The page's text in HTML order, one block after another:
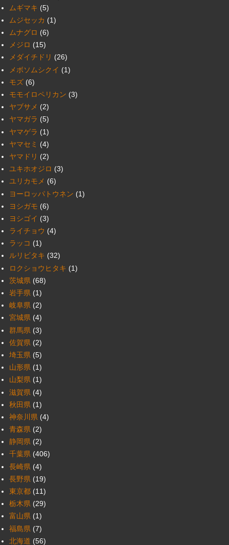
ムギマキ (5)
ムジセッカ (1)
ムナグロ (6)
メジロ (15)
メダイチドリ (26)
メボソムシクイ (1)
モズ (6)
モモイロペリカン (3)
ヤブサメ (2)
ヤマガラ (5)
ヤマゲラ (1)
ヤマセミ (4)
ヤマドリ (2)
ユキホオジロ (3)
ユリカモメ (6)
ヨーロッパトウネン (1)
ヨシガモ (6)
ヨシゴイ (3)
ライチョウ (4)
ラッコ (1)
ルリビタキ (32)
ロクショウヒタキ (1)
茨城県 (68)
岩手県 (1)
岐阜県 (2)
宮城県 (4)
群馬県 (3)
佐賀県 (2)
埼玉県 (5)
山形県 (1)
山梨県 (1)
滋賀県 (4)
秋田県 (1)
神奈川県 (4)
青森県 (2)
静岡県 (2)
千葉県 (406)
長崎県 (4)
長野県 (19)
東京都 (11)
栃木県 (29)
富山県 (1)
福島県 (7)
北海道 (56)